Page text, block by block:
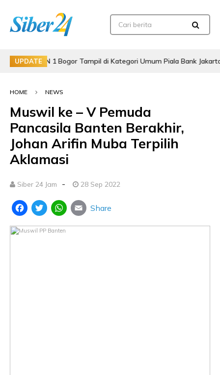
UPDATE
MAN 1 Bogor Tampil di Kategori Umum Piala Bank Jakarta
HOME NEWS
Muswil ke – V Pemuda
Pancasila Banten Berakhir,
Johan Arifin Muba Terpilih
Aklamasi
Siber 24 Jam - 28 Sep 2022
FacebookTwitterWhatsApp
Email
Share